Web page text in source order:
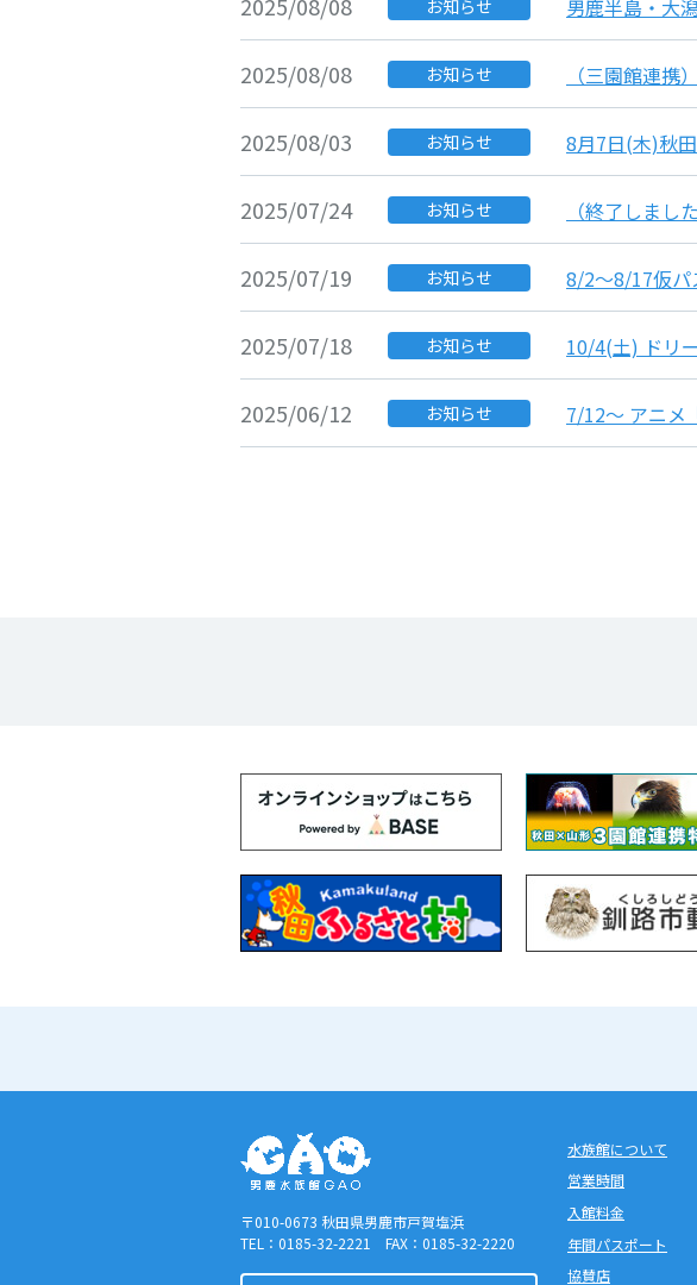
お知らせ 男鹿半島・大
2025/08/08 お知らせ （三園館連携
2025/08/03 お知らせ 8月7日(木)秋
2025/07/24 お知らせ （終了しま
2025/07/19 お知らせ 8/2～8/17仮パ
2025/07/18 お知らせ 10/4(土) ドリ
2025/06/12 お知らせ 7/12～ アニメ
水族館について
営業時間
入館料金
年間パスポート
協賛店
〒010-0673 秋田県男鹿市戸賀塩浜
TEL：0185-32-2221 FAX：0185-32-2220